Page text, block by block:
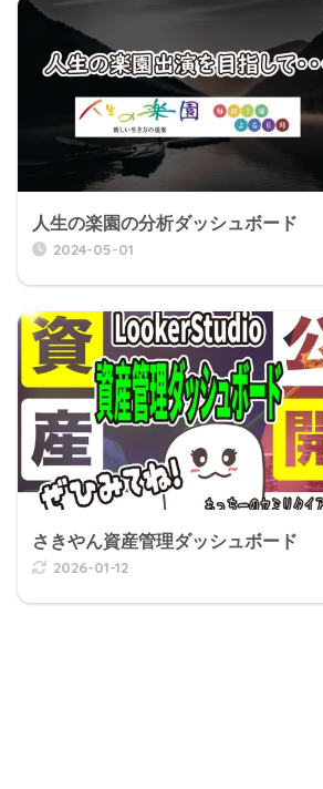
人生の楽園の分析ダッシュボード
2024-05-01
さきやん資産管理ダッシュボード
2026-01-12